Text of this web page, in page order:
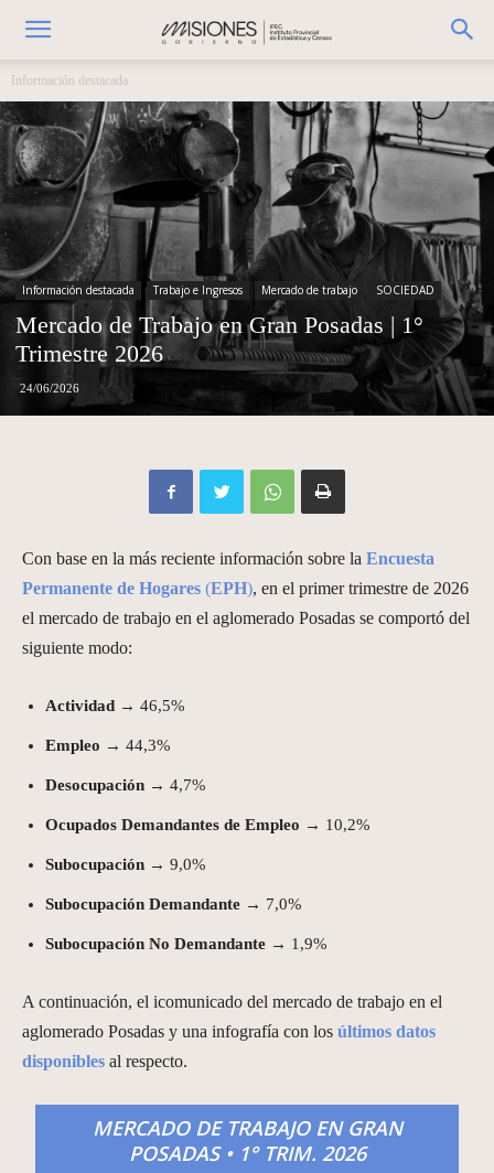
Información destacada
Información destacada Trabajo e Ingresos Mercado de trabajo SOCIEDAD
Mercado de Trabajo en Gran Posadas | 1°
Trimestre 2026
24/06/2026
Con base en la más reciente información sobre la Encuesta
Permanente de Hogares (EPH), en el primer trimestre de 2026
el mercado de trabajo en el aglomerado Posadas se comportó del
siguiente modo:
Actividad → 46,5%
Empleo → 44,3%
Desocupación → 4,7%
Ocupados Demandantes de Empleo → 10,2%
Subocupación → 9,0%
Subocupación Demandante → 7,0%
Subocupación No Demandante → 1,9%
A continuación, el icomunicado del mercado de trabajo en el
aglomerado Posadas y una infografía con los últimos datos
disponibles al respecto.
MERCADO DE TRABAJO EN GRAN
POSADAS • 1° TRIM. 2026